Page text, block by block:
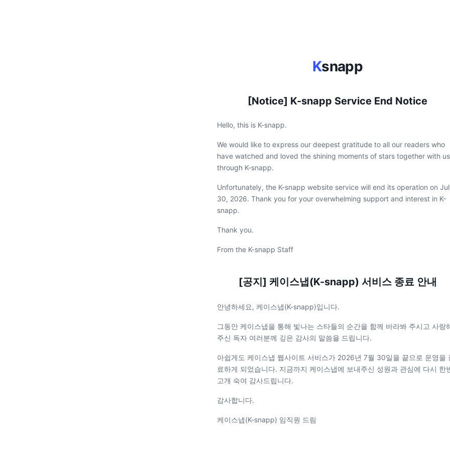
Ksnapp
[Notice] K-snapp Service End Notice
Hello, this is K-snapp.
We would like to express our deepest gratitude to all our readers who
have watched and loved the shining moments of stars together with us
through K-snapp.
Unfortunately, the K-snapp website service will end its operation on
30, 2026. Thank you for your overwhelming support and interest in K-
snapp.
Thank you.
From the K-snapp Staff
[공지] 케이스냅(K-snapp) 서비스 종료 안내
안녕하세요, 케이스냅(K-snapp)입니다.
그동안 케이스냅을 통해 빛나는 스타들의 순간을 함께 바라봐 주시고 사랑
주신 독자 여러분께 깊은 감사의 말씀을 드립니다.
아쉽게도 케이스냅 웹사이트 서비스가 2026년 7월 30일을 끝으로 운영을
료하게 되었습니다. 지금까지 케이스냅에 보내주신 성원과 관심에 다시 한
고개 숙여 감사드립니다.
감사합니다.
케이스냅(K-snapp) 임직원 드림